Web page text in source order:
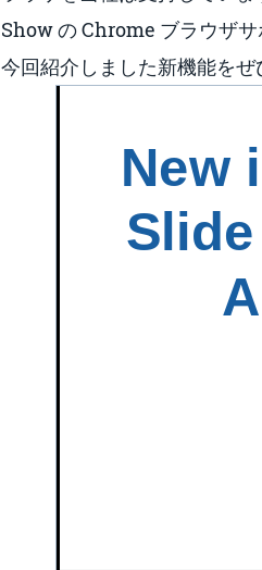
Show の Chrome ブラウザサ
今回紹介しました新機能を